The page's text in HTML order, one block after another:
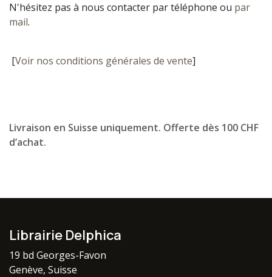
N'hésitez pas à nous contacter par téléphone ou par
mail.
[Voir nos conditions générales de vente]
Livraison en Suisse uniquement. Offerte dès 100 CHF
d’achat.
Librairie Delphica
19 bd Georges-Favon
Genève, Suisse